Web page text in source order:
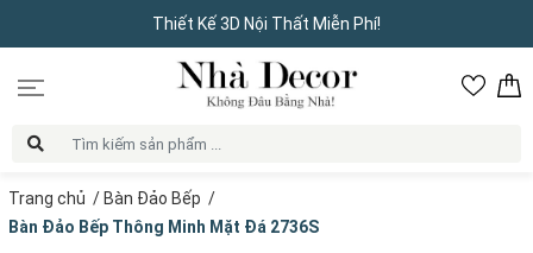
Thiết Kế 3D Nội Thất Miễn Phí!
Trang chủ / Bàn Đảo Bếp /
Bàn Đảo Bếp Thông Minh Mặt Đá 2736S